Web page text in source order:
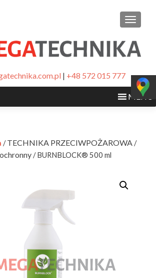
| +48 572 015 777
MENU
/TECHNIKA PRZECIWPOŻAROWA/
/ BURNBLOCK® 500 ml